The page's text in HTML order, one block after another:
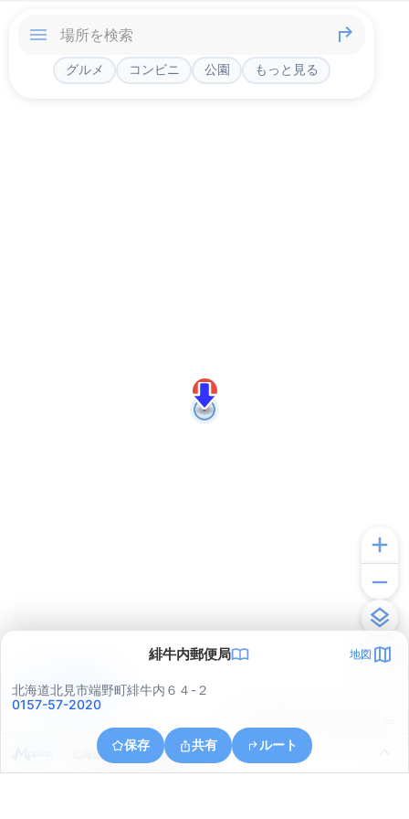
グルメ コンビニ 公園 もっと見る
緋牛内郵便局 地図
北海道北見市端野町緋牛内６４-２
0157-57-2020
保存 共有 ルート
北海道北見市端野町緋牛内
アプリで見る